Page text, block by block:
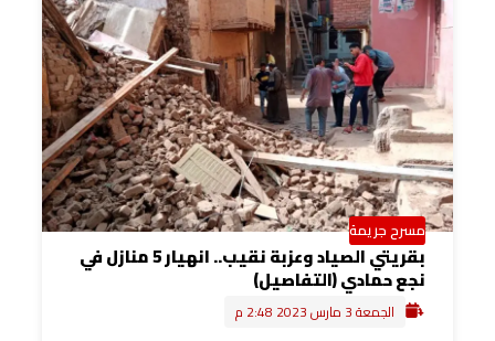
مسرح جريمة
بقريتي الصياد وعزبة نقيب.. انهيار 5 منازل في
نجع حمادي (التفاصيل)
الجمعة 3 مارس 2023 2:48 م